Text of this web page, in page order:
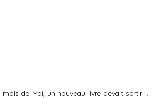
mois de Mai, un nouveau livre devait sortir …